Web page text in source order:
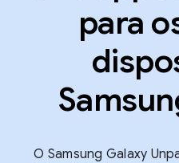
para
O Samsung Galaxy